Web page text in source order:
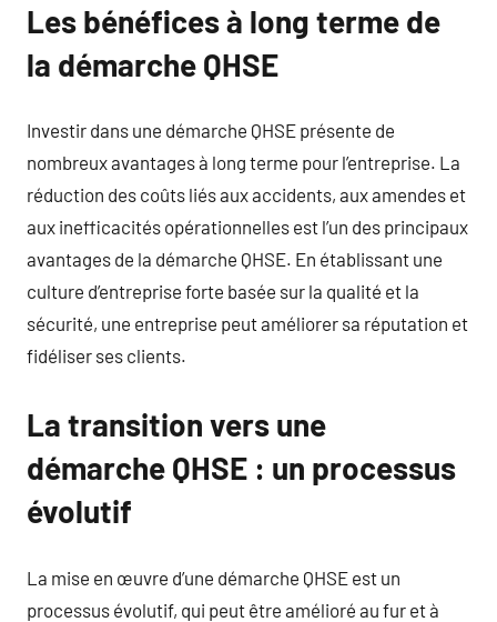
Les bénéfices à long terme de
la démarche QHSE
Investir dans une démarche QHSE présente de
nombreux avantages à long terme pour l’entreprise. La
réduction des coûts liés aux accidents, aux amendes et
aux inefficacités opérationnelles est l’un des principaux
avantages de la démarche QHSE. En établissant une
culture d’entreprise forte basée sur la qualité et la
sécurité, une entreprise peut améliorer sa réputation et
fidéliser ses clients.
La transition vers une
démarche QHSE : un processus
évolutif
La mise en œuvre d’une démarche QHSE est un
processus évolutif, qui peut être amélioré au fur et à